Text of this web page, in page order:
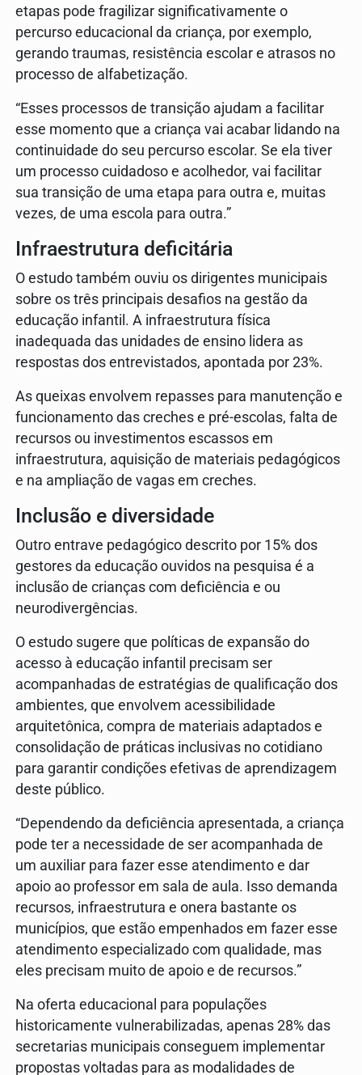
etapas pode fragilizar significativamente o
percurso educacional da criança, por exemplo,
gerando traumas, resistência escolar e atrasos no
processo de alfabetização.
“Esses processos de transição ajudam a facilitar
esse momento que a criança vai acabar lidando na
continuidade do seu percurso escolar. Se ela tiver
um processo cuidadoso e acolhedor, vai facilitar
sua transição de uma etapa para outra e, muitas
vezes, de uma escola para outra.”
Infraestrutura deficitária
O estudo também ouviu os dirigentes municipais
sobre os três principais desafios na gestão da
educação infantil. A infraestrutura física
inadequada das unidades de ensino lidera as
respostas dos entrevistados, apontada por 23%.
As queixas envolvem repasses para manutenção e
funcionamento das creches e pré-escolas, falta de
recursos ou investimentos escassos em
infraestrutura, aquisição de materiais pedagógicos
e na ampliação de vagas em creches.
Inclusão e diversidade
Outro entrave pedagógico descrito por 15% dos
gestores da educação ouvidos na pesquisa é a
inclusão de crianças com deficiência e ou
neurodivergências.
O estudo sugere que políticas de expansão do
acesso à educação infantil precisam ser
acompanhadas de estratégias de qualificação dos
ambientes, que envolvem acessibilidade
arquitetônica, compra de materiais adaptados e
consolidação de práticas inclusivas no cotidiano
para garantir condições efetivas de aprendizagem
deste público.
“Dependendo da deficiência apresentada, a criança
pode ter a necessidade de ser acompanhada de
um auxiliar para fazer esse atendimento e dar
apoio ao professor em sala de aula. Isso demanda
recursos, infraestrutura e onera bastante os
municípios, que estão empenhados em fazer esse
atendimento especializado com qualidade, mas
eles precisam muito de apoio e de recursos.”
Na oferta educacional para populações
historicamente vulnerabilizadas, apenas 28% das
secretarias municipais conseguem implementar
propostas voltadas para as modalidades de